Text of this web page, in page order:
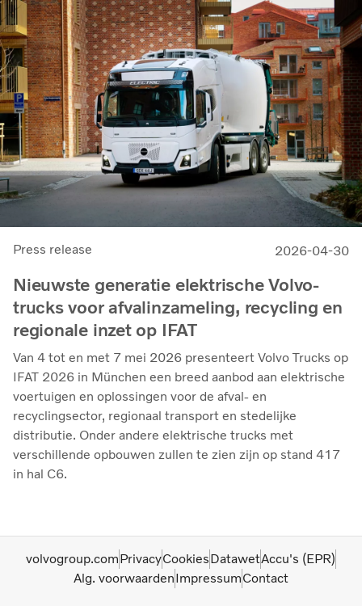
Press release 2026-04-30
Nieuwste generatie elektrische Volvo-
trucks voor afvalinzameling, recycling en
regionale inzet op IFAT
Van 4 tot en met 7 mei 2026 presenteert Volvo Trucks op
IFAT 2026 in München een breed aanbod aan elektrische
voertuigen en oplossingen voor de afval- en
recyclingsector, regionaal transport en stedelijke
distributie. Onder andere elektrische trucks met
verschillende opbouwen zullen te zien zijn op stand 417
in hal C6.
volvogroup.comPrivacyCookiesDatawetAccu's (EPR)
Alg. voorwaardenImpressumContact